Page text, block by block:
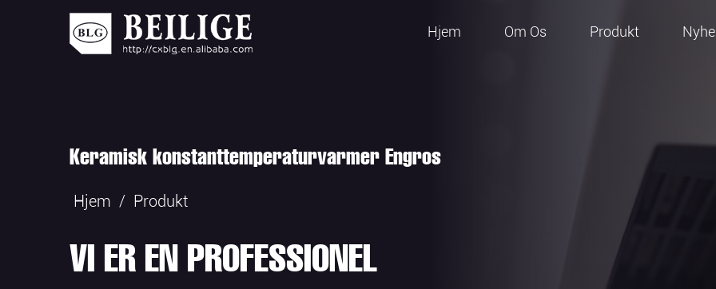
Hjem Om Os Produkt
Keramisk konstanttemperaturvarmer Engros
Hjem / Produkt
VI ER EN PROFESSIONEL